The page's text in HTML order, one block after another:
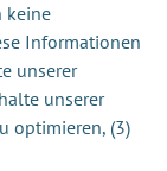
keine
Informationen
unserer
unserer
optimieren, (3)